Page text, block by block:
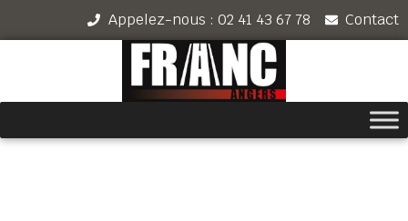
Appelez-nous : 02 41 43 67 78 Contact